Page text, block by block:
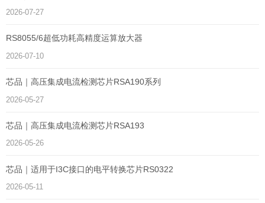
2026-07-27
RS8055/6超低功耗高精度运算放大器
2026-07-10
芯品｜高压集成电流检测芯片RSA190系列
2026-05-27
芯品｜高压集成电流检测芯片RSA193
2026-05-26
芯品｜适用于I3C接口的电平转换芯片RS0322
2026-05-11